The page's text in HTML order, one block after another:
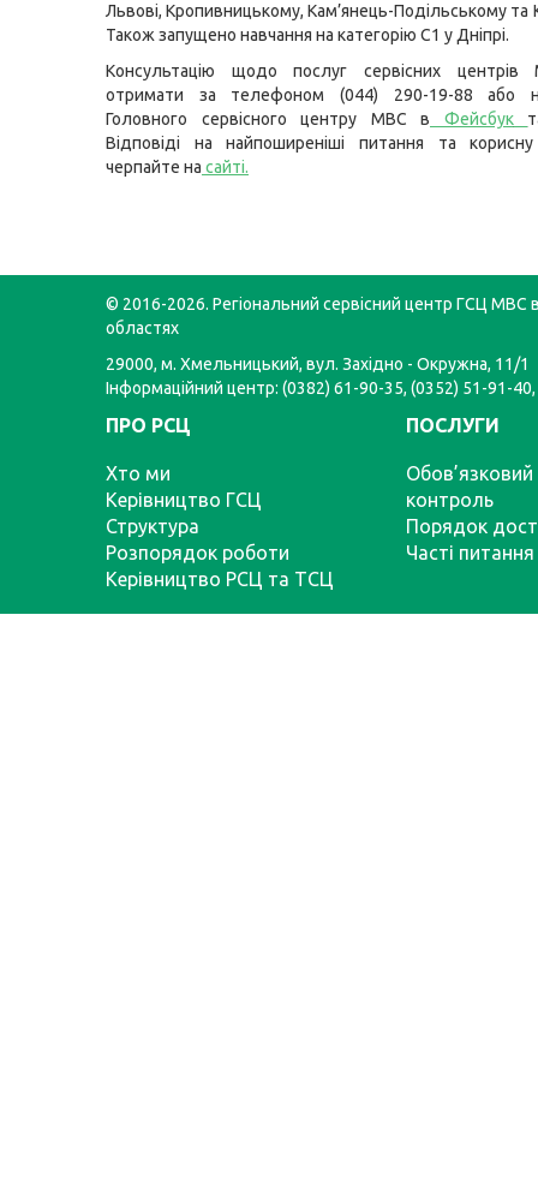
Львові, Кропивницькому, Кам’янець-Подільському та
Також запущено навчання на категорію С1 у Дніпрі.
Консультацію щодо послуг сервісних
отримати за телефоном (044) 290-19-88 або
Головного сервісного центру МВС в Фейсбук
Відповіді на найпоширеніші питання та
черпайте на сайті.
© 2016-2026. Регіональний сервісний центр ГСЦ МВС
областях
29000, м. Хмельницький, вул. Західно - Окружна, 11/1
Інформаційний центр: (0382) 61-90-35, (0352) 51-91-
ПРО РСЦ
Хто ми
Керівництво ГСЦ
Структура
Розпорядок роботи
Керівництво РСЦ та ТСЦ
ПОСЛУГИ
Обов’язковий
контроль
Порядок
Часті питання